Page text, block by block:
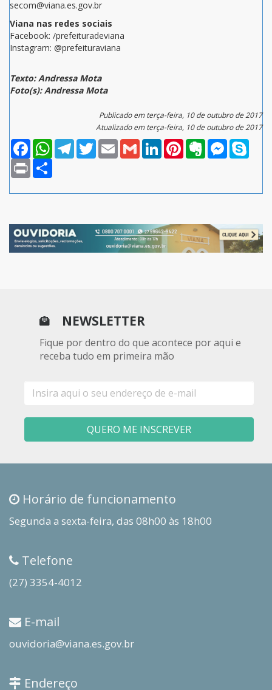
secom@viana.es.gov.br
Viana nas redes sociais
Facebook: /prefeituradeviana
Instagram: @prefeituraviana
Texto: Andressa Mota
Foto(s): Andressa Mota
Publicado em terça-feira, 10 de outubro de 2017
Atualizado em terça-feira, 10 de outubro de 2017
FacebookWhatsAppTelegramTwitterEmail Gmail LinkedInPinterestEvernoteMessenger
Print
NEWSLETTER
Fique por dentro do que acontece por aqui e
receba tudo em primeira mão
mail
QUERO ME INSCREVER
Horário de funcionamento
Segunda a sexta-feira, das 08h00 às 18h00
Telefone
(27) 3354-4012
E-mail
ouvidoria@viana.es.gov.br
Endereço